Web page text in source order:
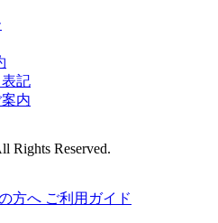
記
内
Rights Reserved.
方へ ご利用ガイド